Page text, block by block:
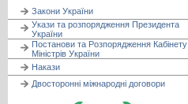
Закони України
Укази та розпорядження Президента
України
Постанови та Розпорядження Кабінету
Міністрів України
Накази
Двосторонні міжнародні договори